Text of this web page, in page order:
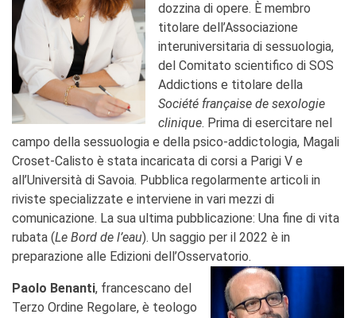
dozzina di opere. È membro
titolare dell’Associazione
interuniversitaria di sessuologia,
del Comitato scientifico di SOS
Addictions e titolare della
Société française de sexologie
clinique. Prima di esercitare nel
campo della sessuologia e della psico-addictologia, Magali
Croset-Calisto è stata incaricata di corsi a Parigi V e
all’Università di Savoia. Pubblica regolarmente articoli in
riviste specializzate e interviene in vari mezzi di
comunicazione. La sua ultima pubblicazione: Una fine di vita
rubata (Le Bord de l’eau). Un saggio per il 2022 è in
preparazione alle Edizioni dell’Osservatorio.
Paolo Benanti, francescano del
Terzo Ordine Regolare, è teologo